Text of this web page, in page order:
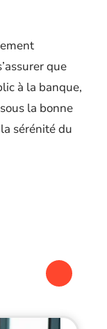
que
à la banque,
la bonne
sérénité du